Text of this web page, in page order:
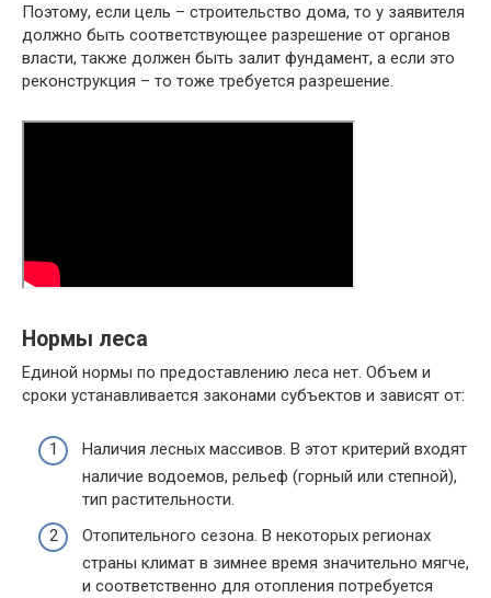
Поэтому, если цель – строительство дома, то у заявителя
должно быть соответствующее разрешение от органов
власти, также должен быть залит фундамент, а если это
реконструкция – то тоже требуется разрешение.
Нормы леса
Единой нормы по предоставлению леса нет. Объем и
сроки устанавливается законами субъектов и зависят от:
Наличия лесных массивов. В этот критерий входят
наличие водоемов, рельеф (горный или степной),
тип растительности.
Отопительного сезона. В некоторых регионах
страны климат в зимнее время значительно мягче,
и соответственно для отопления потребуется